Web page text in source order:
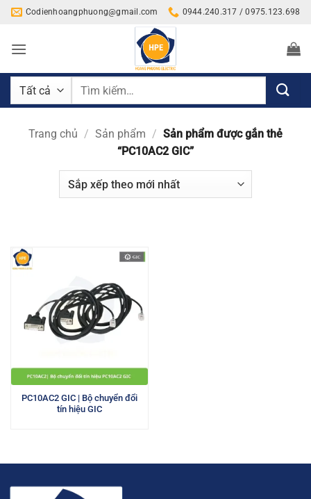
Bỏ
nội
Codienhoangphuong@gmail.com 0944.240.317 / 0975.123.698
Tìm
Trang chủ / Sản phẩm / Sản phẩm được gắn thẻ
“PC10AC2 GIC”
PC10AC2 GIC | Bộ chuyển đổi
tín hiệu GIC